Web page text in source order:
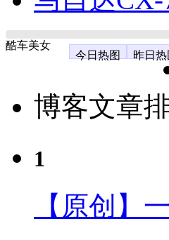
酷车美女
今日热图
昨日热
博客文章
1
【原创】